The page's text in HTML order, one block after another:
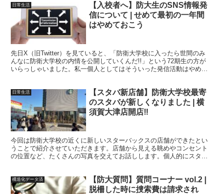
日常生活
【入校者へ】防大生のSNS情報発
信について | せめて最初の一年間
はやめておこう
先日X（旧Twitter）を見ていると、「防衛大学校に入ったら世間のみ
んなに防衛大学校の内情を公開していくんだ!!」という72期生の方が
いらっしゃいました。私一個人としてはそういった発信活動はやめて
日常生活
【スタバ新店舗】防衛大学校最寄
のスタバが新しくなりました | 横
須賀大津店開店‼︎
今回は防衛大学校の近くに新しいスターバックスの店舗ができたとい
うことで紹介させていただきます。店舗から見える眺めやコンセント
の位置など、たくさんの写真を交えてお話しします。個人的にスター
バについて話していきます。
構造化データ済
【防大質問】質問コーナー vol.2 |
脱柵した時に捜索費は請求され